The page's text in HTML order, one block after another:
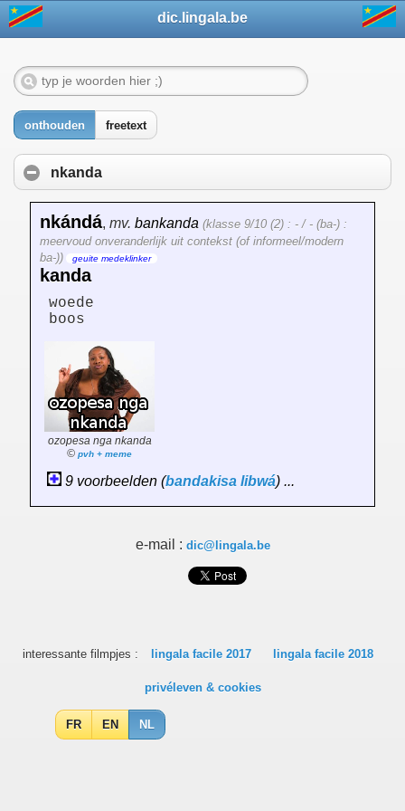
dic.lingala.be
onthouden freetext
nkanda
nkándá, mv. bankanda (klasse 9/10 (2) : - / - (ba-) :
meervoud onveranderlijk uit contekst (of informeel/modern
ba-))
geuite medeklinker
kanda
woede
boos
ozopesa nga nkanda
© pvh + meme
9 voorbeelden (bandakisa libwá) ...
e-mail : dic@lingala.be
interessante filmpjes : lingala facile 2017 lingala facile 2018
privéleven & cookies
FR EN NL